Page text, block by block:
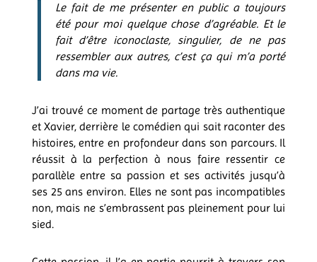
Le fait de me présenter en public a toujours
été pour moi quelque chose d’agréable. Et le
fait d’être iconoclaste, singulier, de ne pas
ressembler aux autres, c’est ça qui m’a porté
dans ma vie.
J’ai trouvé ce moment de partage très authentique
et Xavier, derrière le comédien qui sait raconter des
histoires, entre en profondeur dans son parcours. Il
réussit à la perfection à nous faire ressentir ce
parallèle entre sa passion et ses activités jusqu’à
ses 25 ans environ. Elles ne sont pas incompatibles
non, mais ne s’embrassent pas pleinement pour lui
sied.